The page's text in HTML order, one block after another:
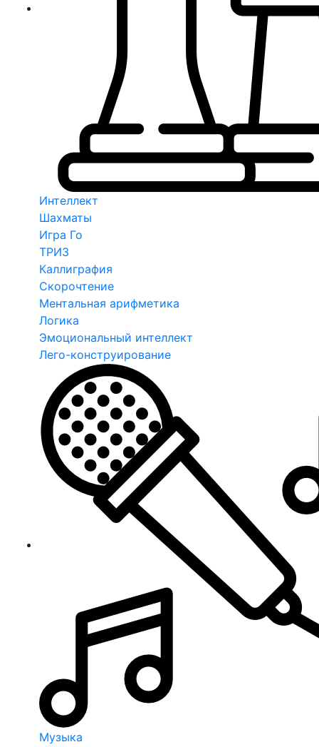
Интеллект
Шахматы
Игра Го
ТРИЗ
Каллиграфия
Скорочтение
Ментальная арифметика
Логика
Эмоциональный интеллект
Лего-конструирование
Музыка